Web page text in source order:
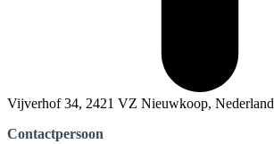
Vijverhof 34, 2421 VZ Nieuwkoop, Nederland
Contactpersoon